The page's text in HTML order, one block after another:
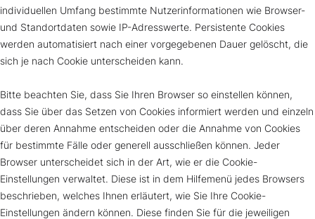
individuellen Umfang bestimmte Nutzerinformationen wie Browser-
und Standortdaten sowie IP-Adresswerte. Persistente Cookies
werden automatisiert nach einer vorgegebenen Dauer gelöscht, die
sich je nach Cookie unterscheiden kann.
Bitte beachten Sie, dass Sie Ihren Browser so einstellen können,
dass Sie über das Setzen von Cookies informiert werden und einzeln
über deren Annahme entscheiden oder die Annahme von Cookies
für bestimmte Fälle oder generell ausschließen können. Jeder
Browser unterscheidet sich in der Art, wie er die Cookie-
Einstellungen verwaltet. Diese ist in dem Hilfemenü jedes Browsers
beschrieben, welches Ihnen erläutert, wie Sie Ihre Cookie-
Einstellungen ändern können. Diese finden Sie für die jeweiligen